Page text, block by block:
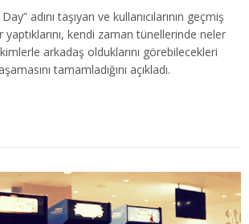
adını taşıyan ve kullanıcılarının geçmiş
yaptıklarını, kendi zaman tünellerinde neler
arkadaş olduklarını görebilecekleri
tamamladığını açıkladı.